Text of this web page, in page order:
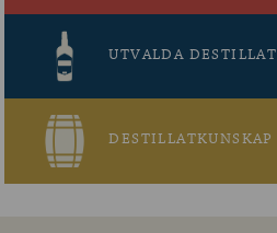
UTVALDA DESTILLAT
DESTILLATKUNSKAP